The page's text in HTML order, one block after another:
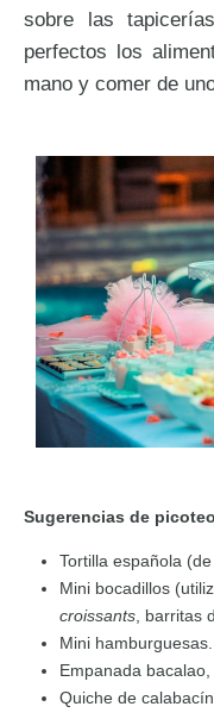
sobre las
perfectos los
mano y comer de
Sugerencias de
Tortilla española
Mini bocadillos
croissants , barritas
Mini hamburguesas.
Empanada
Quiche de